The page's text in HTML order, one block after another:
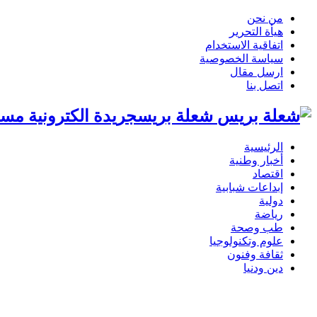
من نحن
هيأة التحرير
اتفاقية الاستخدام
سياسة الخصوصية
ارسل مقال
اتصل بنا
شعلة بريسجريدة الكترونية
الرئيسية
أخبار وطنية
اقتصاد
إبداعات شبابية
دولية
رياضة
طب وصحة
علوم وتكنولوجيا
ثقافة وفنون
دين ودنيا